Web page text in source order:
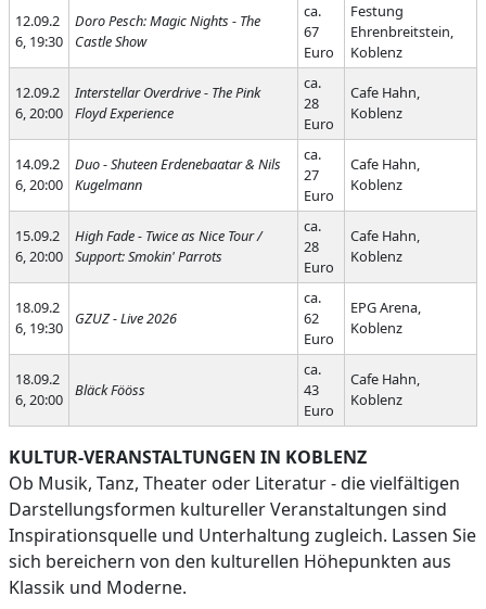
12.09.2
6, 19:30
Doro Pesch: Magic Nights - The
Castle Show
ca.
67
Euro
Festung
Ehrenbreitstein,
Koblenz
12.09.2
6, 20:00
Interstellar Overdrive - The Pink
Floyd Experience
ca.
28
Euro
Cafe Hahn,
Koblenz
14.09.2
6, 20:00
Duo - Shuteen Erdenebaatar & Nils
Kugelmann
ca.
27
Euro
Cafe Hahn,
Koblenz
15.09.2
6, 20:00
High Fade - Twice as Nice Tour /
Support: Smokin' Parrots
ca.
28
Euro
Cafe Hahn,
Koblenz
18.09.2
6, 19:30
GZUZ - Live 2026
ca.
62
Euro
EPG Arena,
Koblenz
18.09.2
6, 20:00
Bläck Fööss
ca.
43
Euro
Cafe Hahn,
Koblenz
KULTUR-VERANSTALTUNGEN IN KOBLENZ
Ob Musik, Tanz, Theater oder Literatur - die vielfältigen
Darstellungsformen kultureller Veranstaltungen sind
Inspirationsquelle und Unterhaltung zugleich. Lassen Sie
sich bereichern von den kulturellen Höhepunkten aus
Klassik und Moderne.